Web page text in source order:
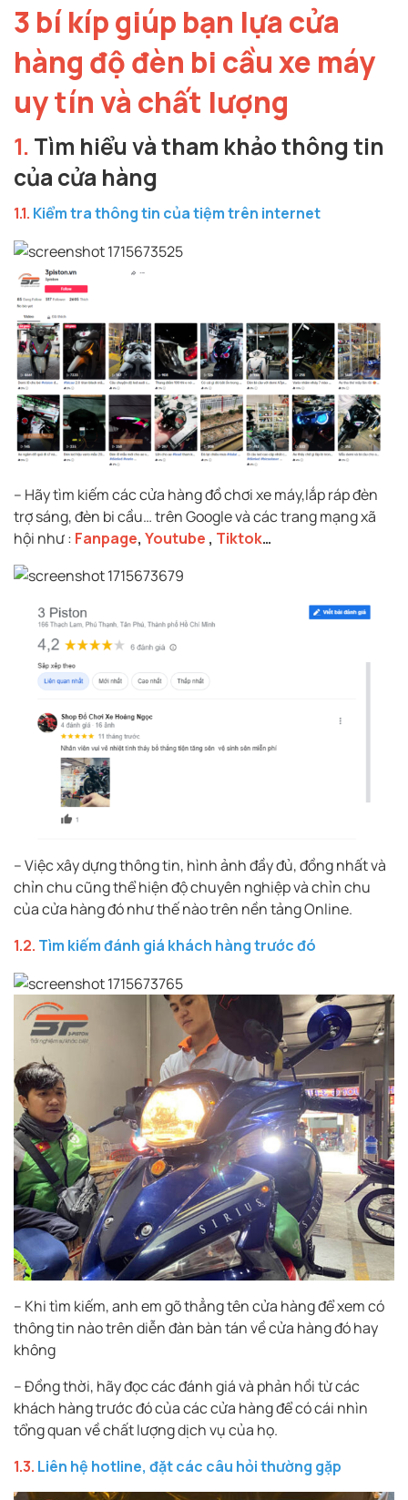
3 bí kíp giúp bạn lựa cửa
hàng độ đèn bi cầu xe máy
uy tín và chất lượng
1. Tìm hiểu và tham khảo thông tin
của cửa hàng
1.1. Kiểm tra thông tin của tiệm trên internet
– Hãy tìm kiếm các cửa hàng đồ chơi xe máy,lắp ráp đèn
trợ sáng, đèn bi cầu… trên Google và các trang mạng xã
hội như : Fanpage, Youtube , Tiktok…
– Việc xây dựng thông tin, hình ảnh đầy đủ, đồng nhất và
chỉn chu cũng thể hiện độ chuyên nghiệp và chỉn chu
của cửa hàng đó như thế nào trên nền tảng Online.
1.2. Tìm kiếm đánh giá khách hàng trước đó
– Khi tìm kiếm, anh em gõ thẳng tên cửa hàng để xem có
thông tin nào trên diễn đàn bàn tán về cửa hàng đó hay
không
– Đồng thời, hãy đọc các đánh giá và phản hồi từ các
khách hàng trước đó của các cửa hàng để có cái nhìn
tổng quan về chất lượng dịch vụ của họ.
1.3. Liên hệ hotline, đặt các câu hỏi thường gặp